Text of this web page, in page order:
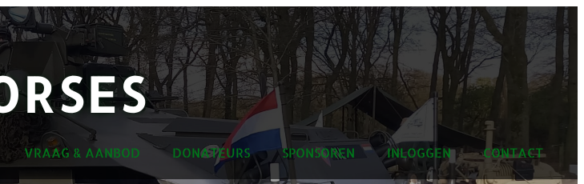
VRAAG & AANBOD DONATEURS SPONSOREN INLOGGEN CONTACT